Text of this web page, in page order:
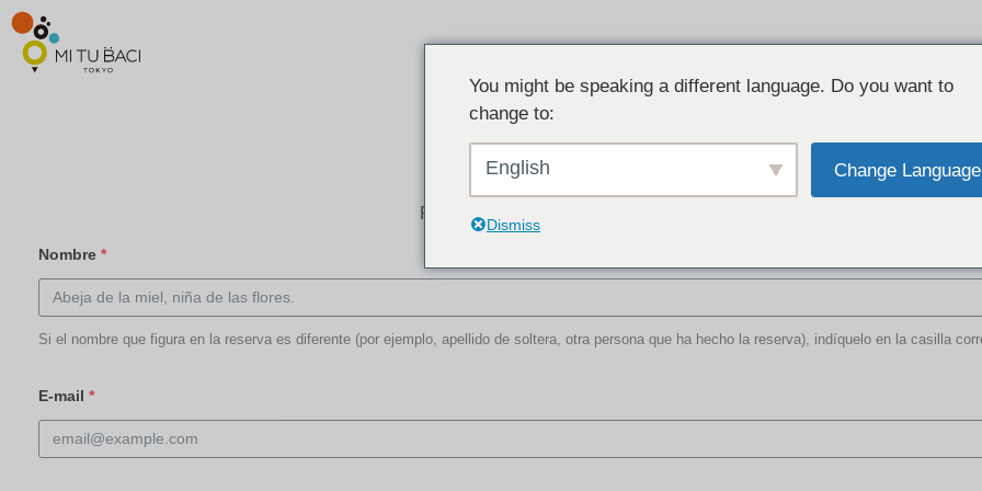
FORMULARIO DE CONSULTA
Responderemos a su consulta por correo electrónico o por teléfono más
Nombre *
Si el nombre que figura en la reserva es diferente (por ejemplo, apellido de soltera, otra persona que ha hecho la reserva), indíquelo en la casilla
E-mail *
You might be speaking a different language. Do you want to
change to:
English Change Language
Dismiss